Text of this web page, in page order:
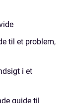
til et problem,
i et
guide til